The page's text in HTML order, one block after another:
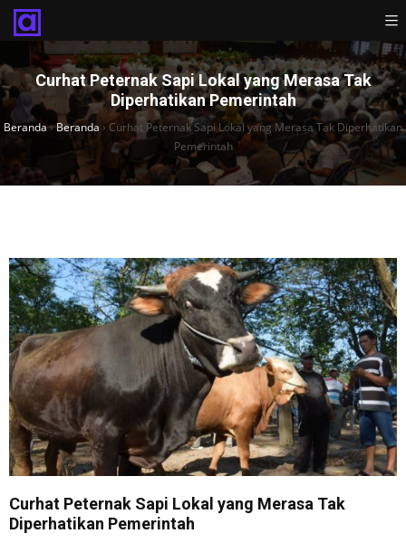
Curhat Peternak Sapi Lokal yang Merasa Tak
Diperhatikan Pemerintah
Beranda›Beranda ›Curhat Peternak Sapi Lokal yang Merasa Tak Diperhatikan
Pemerintah
Curhat Peternak Sapi Lokal yang Merasa Tak
Diperhatikan Pemerintah